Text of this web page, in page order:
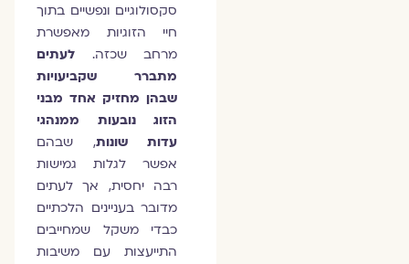
סקסולוגיים ונפשיים בתוך
חיי הזוגיות מאפשרת
מרחב שכזה.
לעתים
מתברר שקביעויות
שבהן מחזיק אחד מבני
הזוג נובעות ממנהגי
עדות שונות, שבהם
אפשר לגלות גמישות
רבה יחסית, אך לעתים
מדובר בעניינים הלכתיים
כבדי משקל שמחייבים
התייעצות עם משיבות